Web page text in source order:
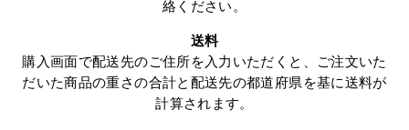
絡ください。
送料
購入画面で配送先のご住所を入力いただくと、ご注文いた
だいた商品の重さの合計と配送先の都道府県を基に送料が
計算されます。